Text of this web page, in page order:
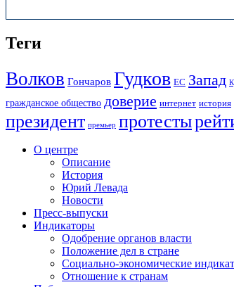
Теги
Волков Гончаров Гудков ЕС Запад
гражданское общество доверие интернет история
президент премьер протесты
О центре
Описание
История
Юрий Левада
Новости
Пресс-выпуски
Индикаторы
Одобрение органов власти
Положение дел в стране
Социально-экономические
Отношение к странам